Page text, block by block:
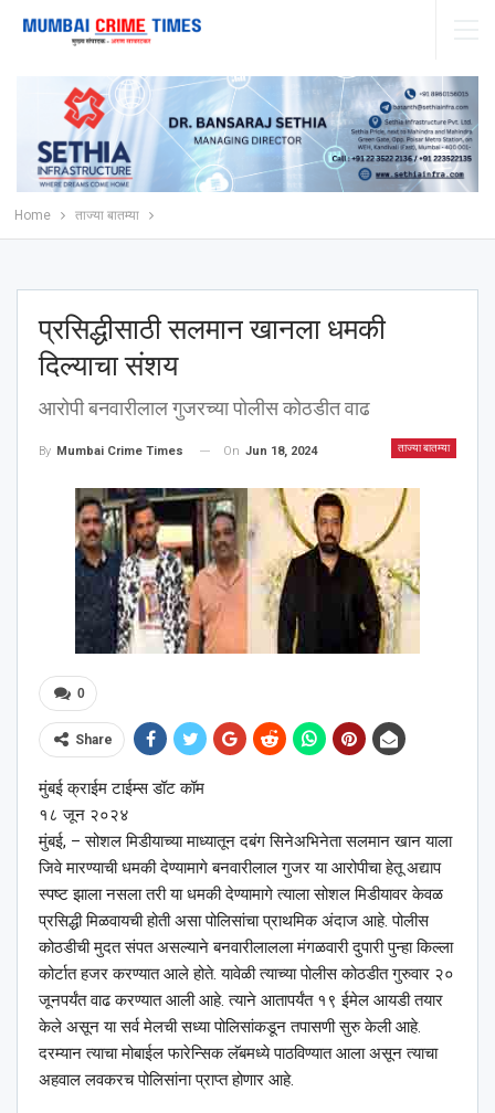
Home ताज्या बातम्या
प्रसिद्धीसाठी सलमान खानला धमकी
दिल्याचा संशय
आरोपी बनवारीलाल गुजरच्या पोलीस कोठडीत वाढ
ताज्या बातम्या
By Mumbai Crime Times On Jun 18, 2024
0
Share
मुंबई क्राईम टाईम्स डॉट कॉम
१८ जून २०२४
मुंबई, – सोशल मिडीयाच्या माध्यातून दबंग सिनेअभिनेता सलमान खान याला
जिवे मारण्याची धमकी देण्यामागे बनवारीलाल गुजर या आरोपीचा हेतू अद्याप
स्पष्ट झाला नसला तरी या धमकी देण्यामागे त्याला सोशल मिडीयावर केवळ
प्रसिद्धी मिळवायची होती असा पोलिसांचा प्राथमिक अंदाज आहे. पोलीस
कोठडीची मुदत संपत असल्याने बनवारीलालला मंगळवारी दुपारी पुन्हा किल्ला
कोर्टात हजर करण्यात आले होते. यावेळी त्याच्या पोलीस कोठडीत गुरुवार २०
जूनपर्यंत वाढ करण्यात आली आहे. त्याने आतापर्यंत १९ ईमेल आयडी तयार
केले असून या सर्व मेलची सध्या पोलिसांकडून तपासणी सुरु केली आहे.
दरम्यान त्याचा मोबाईल फारेन्सिक लॅबमध्ये पाठविण्यात आला असून त्याचा
अहवाल लवकरच पोलिसांना प्राप्त होणार आहे.